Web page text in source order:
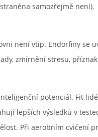
samozřejmě není).
není vtip. Endorfiny se
zmírnění stresu,
potenciál. Fit
lepších výsledků v
Při aerobním cvičení